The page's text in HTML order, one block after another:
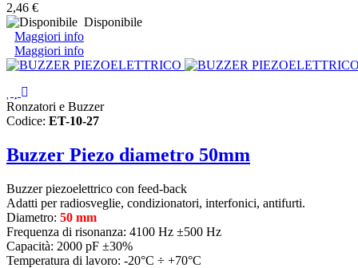
2,46 €
Disponibile
Maggiori info
Maggiori info
Ronzatori e Buzzer
Codice: ET-10-27
Buzzer Piezo diametro 50mm
Buzzer piezoelettrico con feed-back
Adatti per radiosveglie, condizionatori, interfonici, antifurti.
Diametro: 50 mm
Frequenza di risonanza: 4100 Hz ±500 Hz
Capacità: 2000 pF ±30%
Temperatura di lavoro: -20°C ÷ +70°C